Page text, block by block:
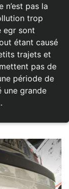
pas la
trop
egr sont
étant causé
trajets et
pas de
période de
une grande